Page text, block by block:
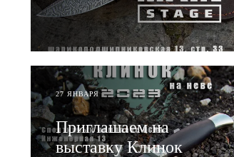
ЧИТАТЬ
27 ЯНВАРЯ
Приглашаем на
выставку Клинок